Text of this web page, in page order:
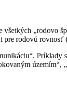
„rodovo
pre rodovú
Príklady